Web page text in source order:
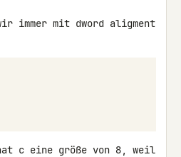
immer mit dword aligment
c eine größe von 8, weil